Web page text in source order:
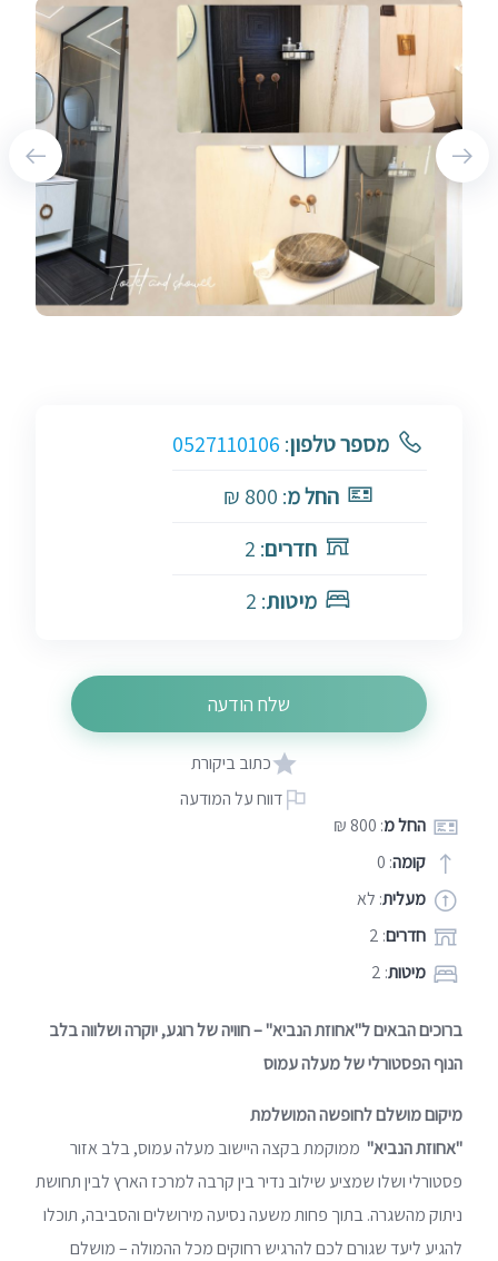
החל מ: 800 ₪
קומה: 0
מעלית: לא
חדרים: 2
מיטות: 2
ברוכים הבאים ל"אחוזת הנביא" – חוויה של רוגע, יוקרה ושלווה בלב
הנוף הפסטורלי של מעלה עמוס
מיקום מושלם לחופשה המושלמת
"אחוזת הנביא" ממוקמת בקצה היישוב מעלה עמוס, בלב אזור
פסטורלי ושלו שמציע שילוב נדיר בין קרבה למרכז הארץ לבין תחושת
ניתוק מהשגרה. בתוך פחות משעה נסיעה מירושלים והסביבה, תוכלו
להגיע ליעד שגורם לכם להרגיש רחוקים מכל ההמולה – מושלם
מספר טלפון:
0527110106
החל מ: 800 ₪
חדרים: 2
מיטות: 2
שלח הודעה
כתוב ביקורת
דווח על המודעה